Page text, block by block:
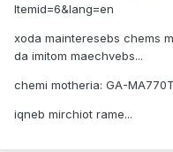
Itemid=6&lang=en
xoda mainteresebs chems
da imitom maechvebs...
chemi motheria: GA-
iqneb mirchiot rame...